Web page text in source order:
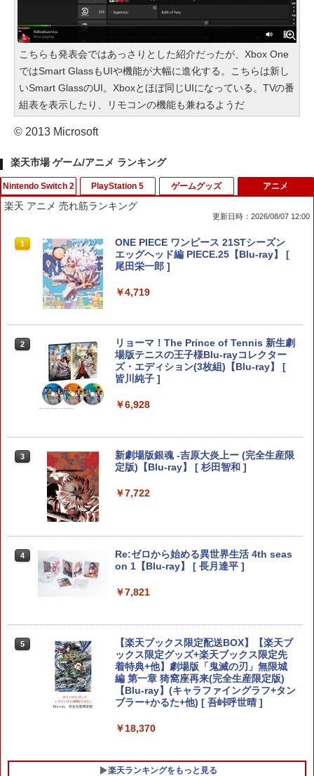
こちらも発表会ではあっさりとした紹介だったが、Xbox One
ではSmart GlassもUIや機能が大幅に進化する。こちらは新し
いSmart GlassのUI。Xboxとほぼ同じUIになっている。TVの番
組表を表示したり、リモコンの機能も兼ねるようだ
© 2013 Microsoft
楽天市場 ゲーム/アニメ ランキング
Nintendo Switch 2
1
【特典】ドラゴンクエストモンスターズ
4 枯れ木の国のビアンカ・フローラ S
witch2版(【早期購入封入特典】冒険ス
任天堂 【Switch2】ゼルダの伝説 ブレス
オブ ザ ワイルド Nintendo Switch 2 Ed
ition [NXS-P-AAAAH NSW2 ゼルダノデ
鬼武者 Way of the Sword 【Switch2】
バイオハザード レクイエム Switch2版
￥7,759
【楽天ブックス限定特典+特典】空の軌
跡 the 2nd Nintendo Switch 2 Edition
(DLCチラシ：NEOブレイサー・アガッ
ト+【早期購入外付特典】DLCチラシ)
￥8,055
PlayStation 5
1
【送料無料】(18in1)PS5 コントローラ
ー 修理 ps5 コントローラー 修理キット
ps5 コントローラー ゴム 交換 導電性 L1
付き 互換部品PS5コントローラー交換用
￥1,479
【8/4-11 当店P5倍!&マラソン!】PS5 縦
防止 放熱改善 簡単取り付け Ps5 Slim/P
￥1,698
Station 5 Pro コントローラー ヘッドフ
ォン ホルダー プレステ5 プレイステーシ
ョン5 収納 放熱 装着簡単 冷却 静音 JYS
-P5227-V3 送料無料
￥4,490
4 R-Type Dimensions III PS5版
￥5,105
【PS5】Dune: Awakening （オンライ
ン専用） [ELJM-31027 PS5 デュ-ン ア
ゲームグッズ
1 【中古】とびだせ どうぶつの森
￥658
2
【中古】コナミ eBASEBALLパワフルプ
ロ野球2020 【Switch用 ソフト】【EC
センター】保証期間1週間
￥3,511
ーラー (DUALSHOCK 4) グレイシャ
ー・ホワイト (CUH-ZCT2J13)
￥3,859
5
[Switch 2] ぽこ あ ポケモン エキスパン
ションパス（ダウンロード版）※3,200
ポイントまでご利用可
￥4,400
アニメ
楽天 アニメ 売れ筋ランキング
更新日時：2026/08/07 12:00
1
ONE PIECE ワンピース 21STシーズン
エッグヘッド編 PIECE.25【Blu-ray】 [
尾田栄一郎 ]
￥4,719
2
リョーマ！The Prince of Tennis 新生劇
場版テニスの王子様Blu-rayコレクター
ズ・エディション(3枚組)【Blu-ray】 [
皆川純子 ]
￥6,928
3
新劇場版銀魂 -吉原大炎上ー (完全生産限
定版)【Blu-ray】 [ 杉田智和 ]
￥7,722
4
Re:ゼロから始める異世界生活 4th seas
on 1【Blu-ray】 [ 長月達平 ]
￥7,821
5
【楽天ブックス限定配送BOX】【楽天ブ
ックス限定グッズ+楽天ブックス限定先
着特典+他】劇場版「鬼滅の刃」無限城
編 第一章 猗窩座再来(完全生産限定版)
【Blu-ray】(キャラファイングラフ+タン
ブラー+かるた+他) [ 吾峠呼世晴 ]
￥18,370
楽天ランキングをもっと見る